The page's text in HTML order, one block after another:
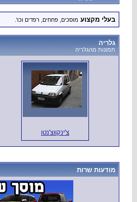
בעלי מקצוע מוסכים, פחחים, רפדים וכו'.
גלריה
תמונות מהגלריה
צ'ינקווצ'נטו
מודעות שרות